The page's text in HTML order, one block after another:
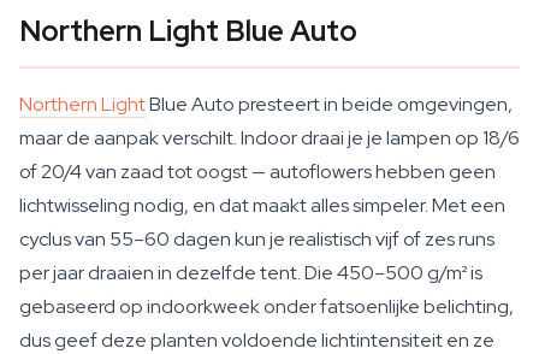
Northern Light Blue Auto
Northern LightBlue Auto presteert in beide omgevingen,
maar de aanpak verschilt. Indoor draai je je lampen op 18/6
of 20/4 van zaad tot oogst — autoflowers hebben geen
lichtwisseling nodig, en dat maakt alles simpeler. Met een
cyclus van 55–60 dagen kun je realistisch vijf of zes runs
per jaar draaien in dezelfde tent. Die 450–500 g/m² is
gebaseerd op indoorkweek onder fatsoenlijke belichting,
dus geef deze planten voldoende lichtintensiteit en ze